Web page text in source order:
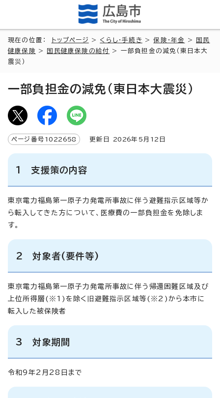
現在の位置： トップページ > くらし・手続き >保険・年金 >
国民
健康保険
> 国民健康保険の給付
> 一部負担金の減免（東日本大
震災）
一部負担金の減免（東日本大震災）
ページ番号 1022658 更新日 2026年5月 12 日
1 支援策の内容
東京電力福島第一原子力発電所事故に伴う避難指示区域等か
ら転入してきた方について、医療費の一部負担金を免除しま
す。
2 対象者(要件等)
東京電力福島第一原子力発電所事故に伴う帰還困難区域及び
上位所得層(※1)を除く旧避難指示区域等(※2)から本市に
転入した被保険者
3 対象期間
令和9年2月28日まで